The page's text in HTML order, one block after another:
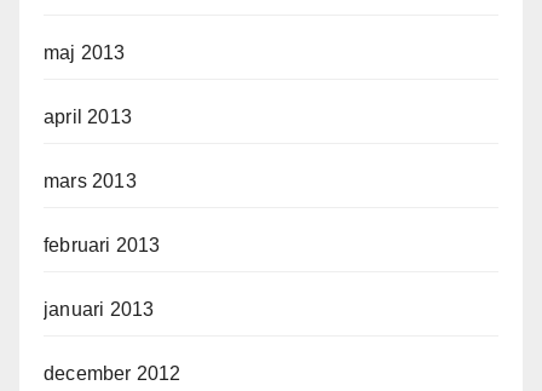
maj 2013
april 2013
mars 2013
februari 2013
januari 2013
december 2012